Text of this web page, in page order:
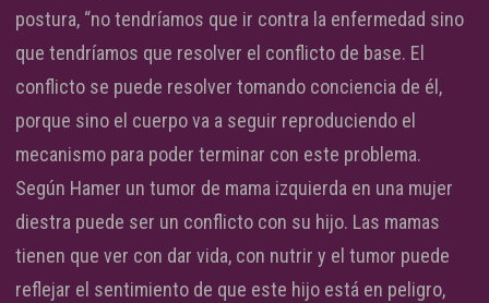
postura, “no tendríamos que ir contra la enfermedad sino
que tendríamos que resolver el conflicto de base. El
conflicto se puede resolver tomando conciencia de él,
porque sino el cuerpo va a seguir reproduciendo el
mecanismo para poder terminar con este problema.
Según Hamer un tumor de mama izquierda en una mujer
diestra puede ser un conflicto con su hijo. Las mamas
tienen que ver con dar vida, con nutrir y el tumor puede
reflejar el sentimiento de que este hijo está en peligro,